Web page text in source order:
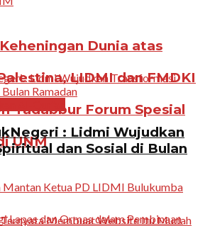
Dunia atas
LIDMI dan FMDKI
Tadabbur Forum Spesial
UNM
: Lidmi Wujudkan
dan Sosial di Bulan